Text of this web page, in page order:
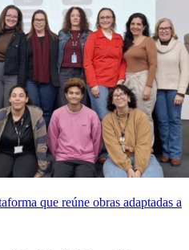
que reúne obras adaptadas a